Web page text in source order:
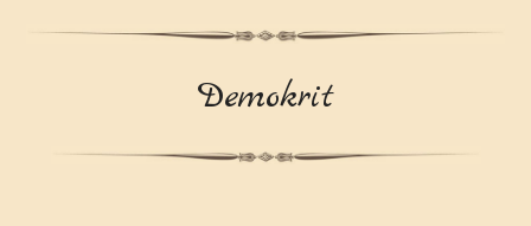
Demokrit